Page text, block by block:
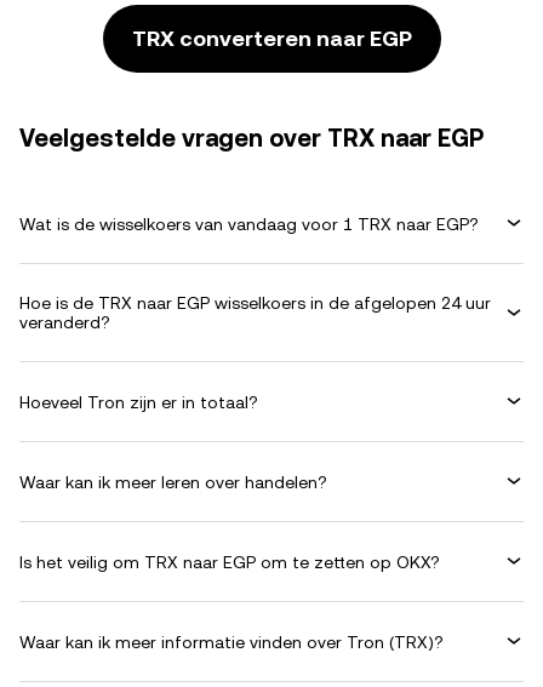
TRX converteren naar EGP
Veelgestelde vragen over TRX naar EGP
Wat is de wisselkoers van vandaag voor 1 TRX naar EGP?
Hoe is de TRX naar EGP wisselkoers in de afgelopen 24 uur
veranderd?
Hoeveel Tron zijn er in totaal?
Waar kan ik meer leren over handelen?
Is het veilig om TRX naar EGP om te zetten op OKX?
Waar kan ik meer informatie vinden over Tron (TRX)?